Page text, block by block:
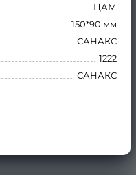
ЦАМ
150*90 мм
САНАКС
1222
САНАКС